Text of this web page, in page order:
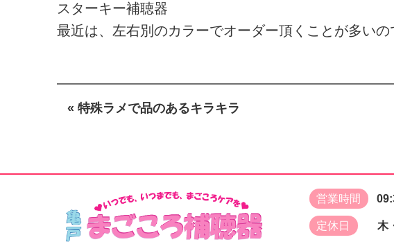
スターキー補聴器
最近は、左右別のカラーでオーダー頂くことが多い
« 特殊ラメで品のあるキラキラ
営業時間
定休日 木